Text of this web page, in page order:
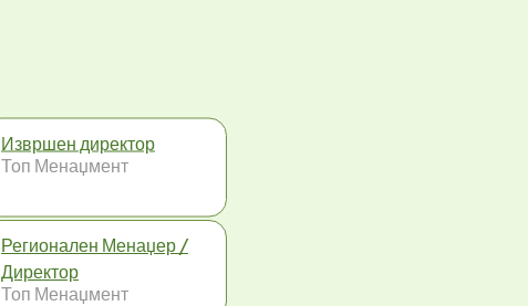
Извршен директор
Топ Менаџмент
Регионален Менаџер /
Директор
Топ Менаџмент